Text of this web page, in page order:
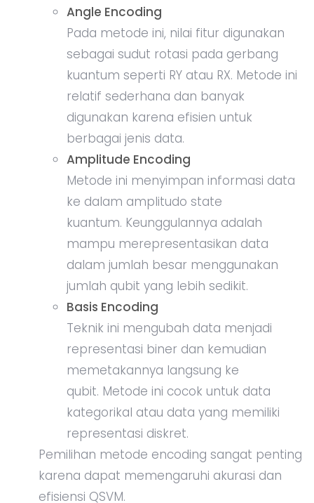
Angle Encoding
Pada metode ini, nilai fitur digunakan
sebagai sudut rotasi pada gerbang
kuantum seperti RY atau RX. Metode ini
relatif sederhana dan banyak
digunakan karena efisien untuk
berbagai jenis data.
Amplitude Encoding
Metode ini menyimpan informasi data
ke dalam amplitudo state
kuantum. Keunggulannya adalah
mampu merepresentasikan data
dalam jumlah besar menggunakan
jumlah qubit yang lebih sedikit.
Basis Encoding
Teknik ini mengubah data menjadi
representasi biner dan kemudian
memetakannya langsung ke
qubit. Metode ini cocok untuk data
kategorikal atau data yang memiliki
representasi diskret.
Pemilihan metode encoding sangat penting
karena dapat memengaruhi akurasi dan
efisiensi QSVM.